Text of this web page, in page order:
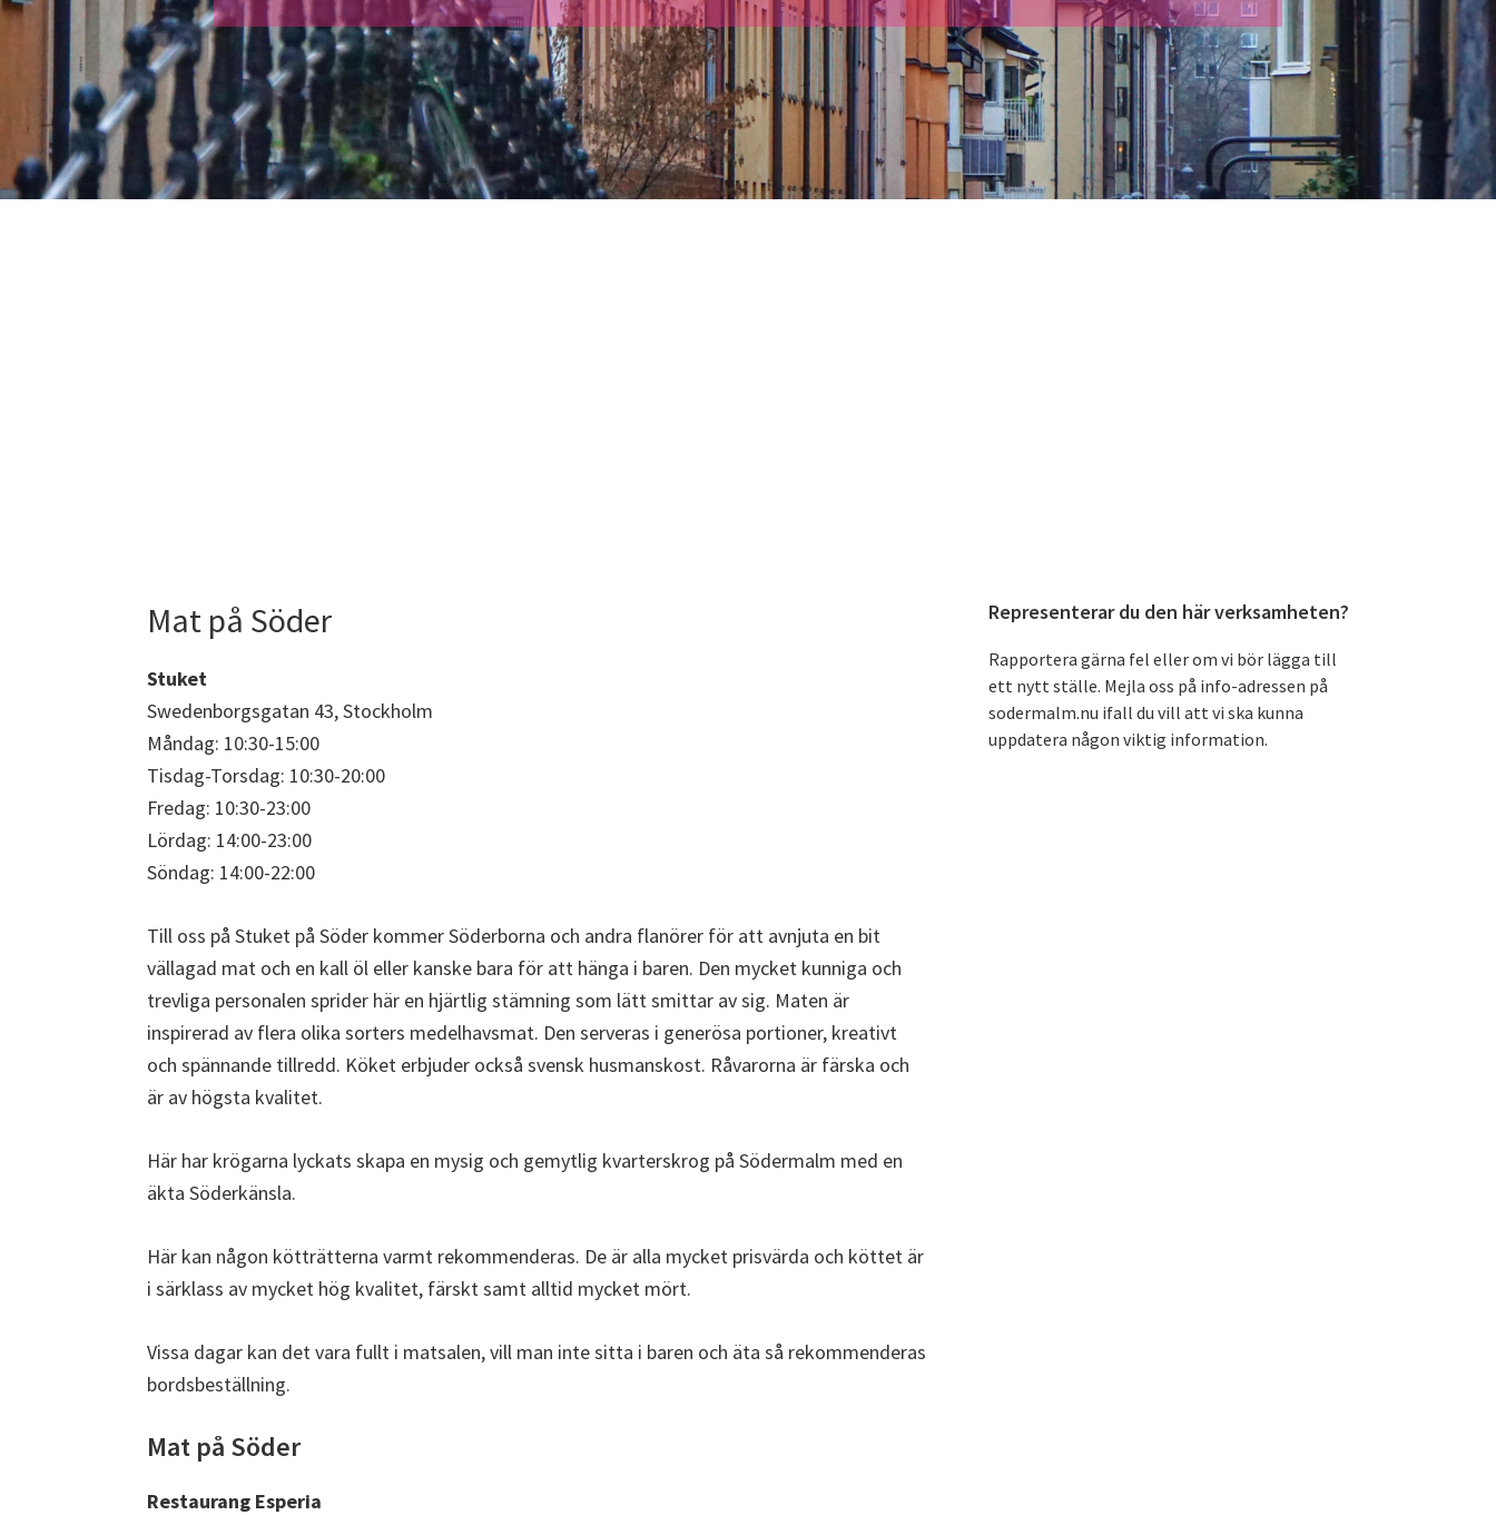
Mat på Söder
Stuket
Swedenborgsgatan 43, Stockholm
Måndag: 10:30-15:00
Tisdag-Torsdag: 10:30-20:00
Fredag: 10:30-23:00
Lördag: 14:00-23:00
Söndag: 14:00-22:00
Till oss på Stuket på Söder kommer Söderborna och andra flanörer för att avnjuta en bit
vällagad mat och en kall öl eller kanske bara för att hänga i baren. Den mycket kunniga och
trevliga personalen sprider här en hjärtlig stämning som lätt smittar av sig. Maten är
inspirerad av flera olika sorters medelhavsmat. Den serveras i generösa portioner, kreativt
och spännande tillredd. Köket erbjuder också svensk husmanskost. Råvarorna är färska och
är av högsta kvalitet.
Här har krögarna lyckats skapa en mysig och gemytlig kvarterskrog på Södermalm med en
äkta Söderkänsla.
Här kan någon kötträtterna varmt rekommenderas. De är alla mycket prisvärda och köttet är
i särklass av mycket hög kvalitet, färskt samt alltid mycket mört.
Vissa dagar kan det vara fullt i matsalen, vill man inte sitta i baren och äta så rekommenderas
bordsbeställning.
Mat på Söder
Restaurang Esperia
Primärt
sidofält
Representerar du den här verksamheten?
Rapportera gärna fel eller om vi bör lägga till
ett nytt ställe. Mejla oss på info-adressen på
sodermalm.nu ifall du vill att vi ska kunna
uppdatera någon viktig information.